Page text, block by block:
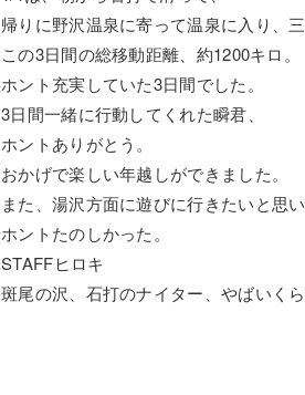
帰りに野沢温泉に寄って温泉に入り、三
この3日間の総移動距離、約1200キロ。
ホント充実していた3日間でした。
3日間一緒に行動してくれた瞬君、
ホントありがとう。
おかげで楽しい年越しができました。
また、湯沢方面に遊びに行きたいと思い
ホントたのしかった。
STAFFヒロキ
斑尾の沢、石打のナイター、やばいく